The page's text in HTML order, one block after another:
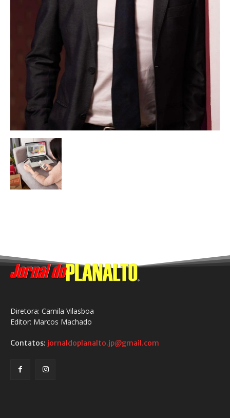
Diretora: Camila Vilasboa
Editor: Marcos Machado
Contatos: jornaldoplanalto.jp@gmail.com